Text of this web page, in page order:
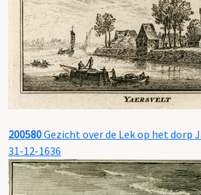
200580Gezicht over de Lek op het dorp
31-12-1636